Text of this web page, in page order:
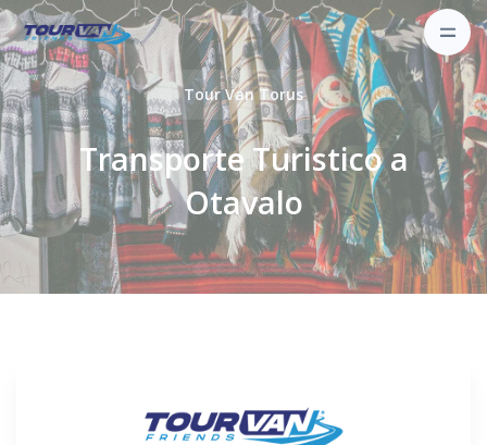
Tour Van Torus
Transporte Turistico a
Otavalo